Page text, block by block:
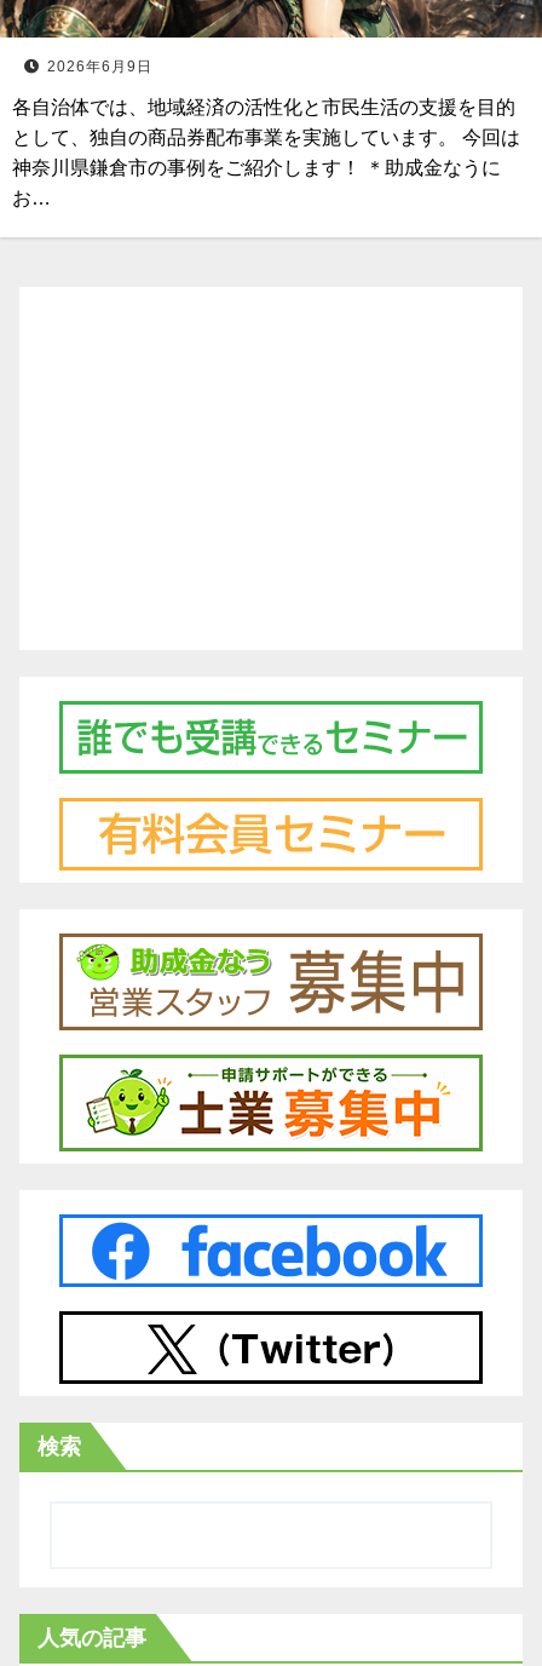
2026年6月9日
各自治体では、地域経済の活性化と市民生活の支援を目的
として、独自の商品券配布事業を実施しています。 今回は
神奈川県鎌倉市の事例をご紹介します！ ＊助成金なうに
お…
検索
人気の記事